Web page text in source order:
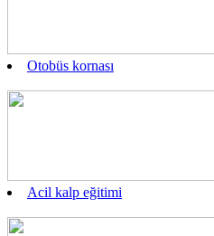
Otobüs kornası
Acil kalp eğitimi